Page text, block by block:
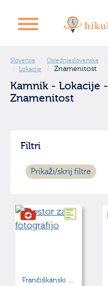
Slovenija Osrednjeslovenska
Lokacije
Znamenitost
Kamnik - Lokacije -
Znamenitost
Filtri
Prikaži/skrij filtre
Frančiškanski samostan in knjižnica